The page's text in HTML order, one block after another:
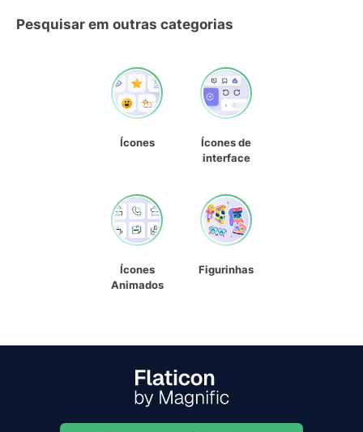
Pesquisar em outras categorias
Ícones
Ícones de
interface
Ícones
Animados
Figurinhas